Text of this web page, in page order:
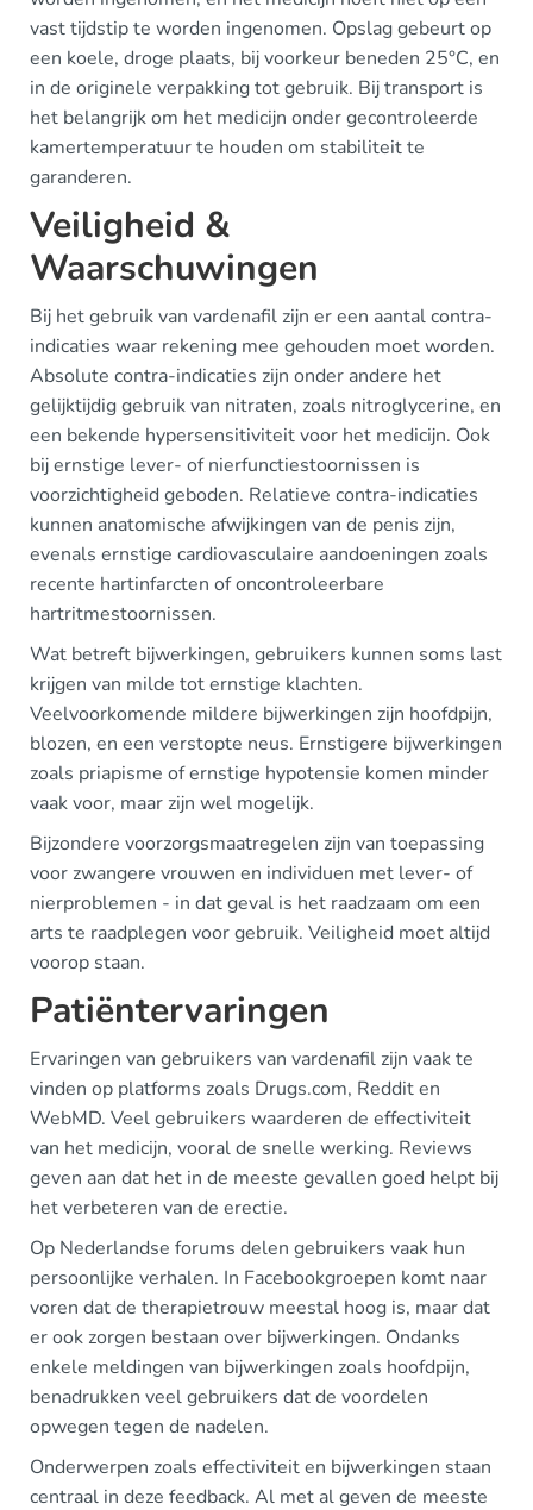
vast tijdstip te worden ingenomen. Opslag gebeurt op
een koele, droge plaats, bij voorkeur beneden 25°C, en
in de originele verpakking tot gebruik. Bij transport is
het belangrijk om het medicijn onder gecontroleerde
kamertemperatuur te houden om stabiliteit te
garanderen.
Veiligheid &
Waarschuwingen
Bij het gebruik van vardenafil zijn er een aantal contra-
indicaties waar rekening mee gehouden moet worden.
Absolute contra-indicaties zijn onder andere het
gelijktijdig gebruik van nitraten, zoals nitroglycerine, en
een bekende hypersensitiviteit voor het medicijn. Ook
bij ernstige lever- of nierfunctiestoornissen is
voorzichtigheid geboden. Relatieve contra-indicaties
kunnen anatomische afwijkingen van de penis zijn,
evenals ernstige cardiovasculaire aandoeningen zoals
recente hartinfarcten of oncontroleerbare
hartritmestoornissen.
Wat betreft bijwerkingen, gebruikers kunnen soms last
krijgen van milde tot ernstige klachten.
Veelvoorkomende mildere bijwerkingen zijn hoofdpijn,
blozen, en een verstopte neus. Ernstigere bijwerkingen
zoals priapisme of ernstige hypotensie komen minder
vaak voor, maar zijn wel mogelijk.
Bijzondere voorzorgsmaatregelen zijn van toepassing
voor zwangere vrouwen en individuen met lever- of
nierproblemen - in dat geval is het raadzaam om een
arts te raadplegen voor gebruik. Veiligheid moet altijd
voorop staan.
Patiëntervaringen
Ervaringen van gebruikers van vardenafil zijn vaak te
vinden op platforms zoals Drugs.com, Reddit en
WebMD. Veel gebruikers waarderen de effectiviteit
van het medicijn, vooral de snelle werking. Reviews
geven aan dat het in de meeste gevallen goed helpt bij
het verbeteren van de erectie.
Op Nederlandse forums delen gebruikers vaak hun
persoonlijke verhalen. In Facebookgroepen komt naar
voren dat de therapietrouw meestal hoog is, maar dat
er ook zorgen bestaan over bijwerkingen. Ondanks
enkele meldingen van bijwerkingen zoals hoofdpijn,
benadrukken veel gebruikers dat de voordelen
opwegen tegen de nadelen.
Onderwerpen zoals effectiviteit en bijwerkingen staan
centraal in deze feedback. Al met al geven de meeste